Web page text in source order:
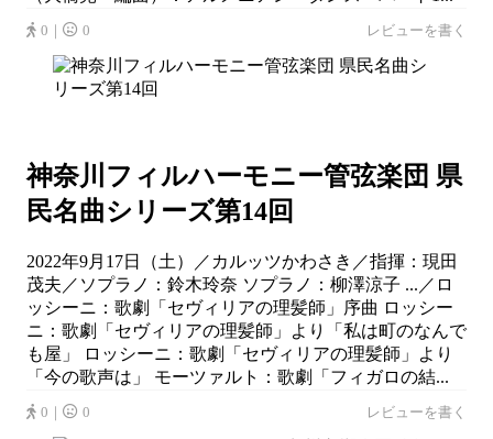
0｜ 0 レビューを書く
神奈川フィルハーモニー管弦楽団 県
民名曲シリーズ第14回
2022年9月17日（土）／カルッツかわさき／指揮：現田
茂夫／ソプラノ：鈴木玲奈 ソプラノ：柳澤涼子 ...／ロ
ッシーニ：歌劇「セヴィリアの理髪師」序曲 ロッシー
ニ：歌劇「セヴィリアの理髪師」より「私は町のなんで
も屋」 ロッシーニ：歌劇「セヴィリアの理髪師」より
「今の歌声は」 モーツァルト：歌劇「フィガロの結...
0｜ 0 レビューを書く